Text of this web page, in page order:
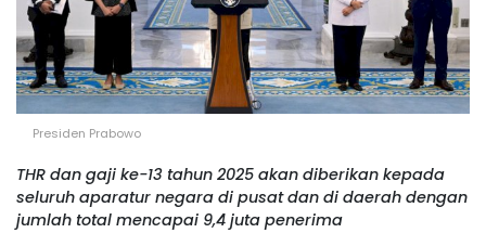
Presiden Prabowo
THR dan gaji ke-13 tahun 2025 akan diberikan kepada
seluruh aparatur negara di pusat dan di daerah dengan
jumlah total mencapai 9,4 juta penerima